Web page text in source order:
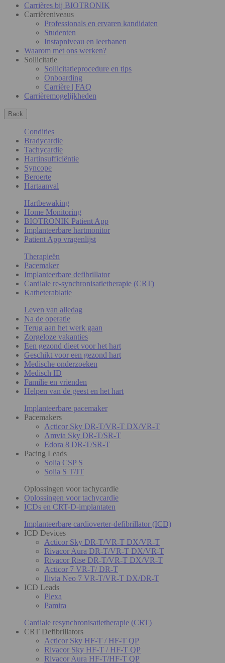
Carrières bij BIOTRONIK
Carrièreniveaus
Professionals en ervaren kandidaten
Studenten
Instapniveau en leerbanen
Waarom met ons werken?
Sollicitatie
Sollicitatieprocedure en tips
Onboarding
Carrière | FAQ
Carrièremogelijkheden
Back
Condities
Bradycardie
Tachycardie
Hartinsufficiëntie
Syncope
Beroerte
Hartaanval
Hartbewaking
Home Monitoring
BIOTRONIK Patient App
Implanteerbare hartmonitor
Patient App vragenlijst
Therapieën
Pacemaker
Implanteerbare defibrillator
Cardiale re-synchronisatietherapie (CRT)
Katheterablatie
Leven van alledag
Na de operatie
Terug aan het werk gaan
Zorgeloze vakanties
Een gezond dieet voor het hart
Geschikt voor een gezond hart
Medische onderzoeken
Medisch ID
Familie en vrienden
Helpen van de geest en het hart
Implanteerbare pacemaker
Pacemakers
Acticor Sky DR-T/VR-T DX/VR-T
Amvia Sky DR-T/SR-T
Edora 8 DR-T/SR-T
Pacing Leads
Solia CSP S
Solia S T/JT
Oplossingen voor tachycardie
Oplossingen voor tachycardie
ICDs en CRT-D-implantaten
Implanteerbare cardioverter-defibrillator (ICD)
ICD Devices
Acticor Sky DR-T/VR-T DX/VR-T
Rivacor Aura DR-T/VR-T DX/VR-T
Rivacor Rise DR-T/VR-T DX/VR-T
Acticor 7 VR-T/ DR-T
Ilivia Neo 7 VR-T/VR-T DX/DR-T
ICD Leads
Plexa
Pamira
Cardiale resynchronisatietherapie (CRT)
CRT Defibrillators
Acticor Sky HF-T / HF-T QP
Rivacor Sky HF-T / HF-T QP
Rivacor Aura HF-T/HF-T QP